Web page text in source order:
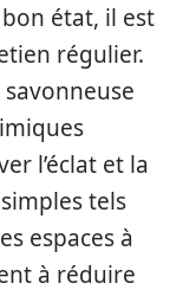
état, il est
régulier.
l’éclat et la
tels
espaces à
à réduire